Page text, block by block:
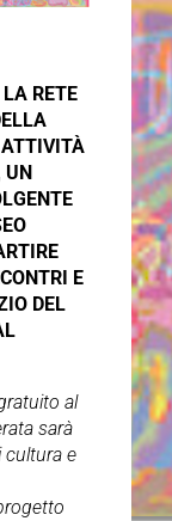
RETE
ATTIVITÀ
E
DEL
al
sarà
e